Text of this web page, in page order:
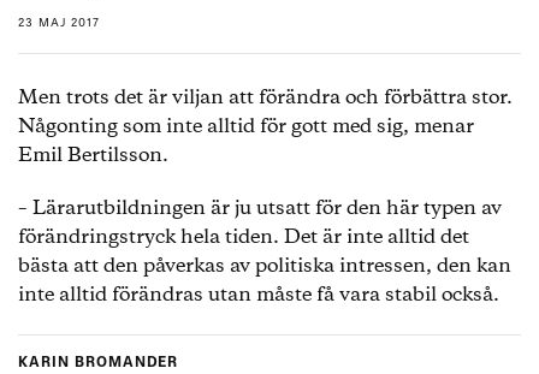
23 MAJ 2017
Men trots det är viljan att förändra och förbättra stor.
Någonting som inte alltid för gott med sig, menar
Emil Bertilsson.
– Lärarutbildningen är ju utsatt för den här typen av
förändringstryck hela tiden. Det är inte alltid det
bästa att den påverkas av politiska intressen, den kan
inte alltid förändras utan måste få vara stabil också.
KARIN BROMANDER